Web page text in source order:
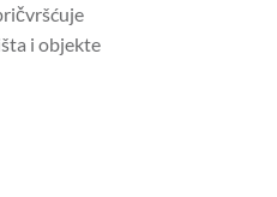
i objekte